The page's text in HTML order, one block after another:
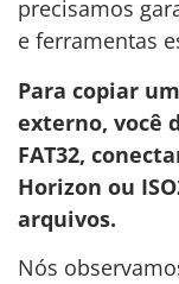
precisamos
e ferramentas
Para copiar
externo, você
FAT32,
Horizon ou
arquivos.
Nós